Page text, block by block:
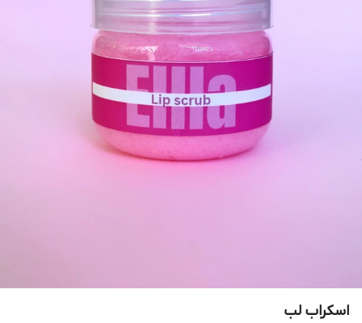
اسکراب لب